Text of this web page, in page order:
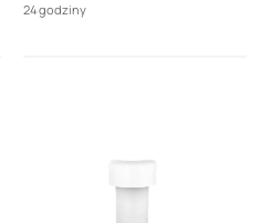
24 godziny